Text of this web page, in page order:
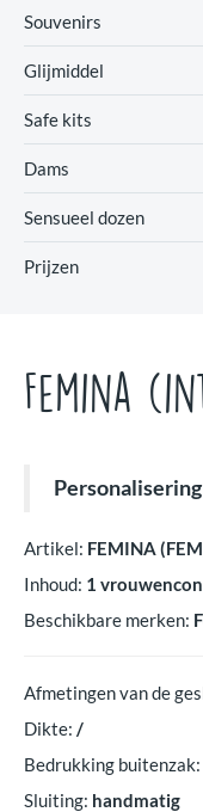
Souvenirs
Glijmiddel
Safe kits
Dams
Sensueel dozen
Prijzen
Femina
Artikel: FEMINA
Inhoud: 1
Beschikbare merken:
Afmetingen van de
Dikte: /
Bedrukking buitenzak:
Sluiting: handmatig